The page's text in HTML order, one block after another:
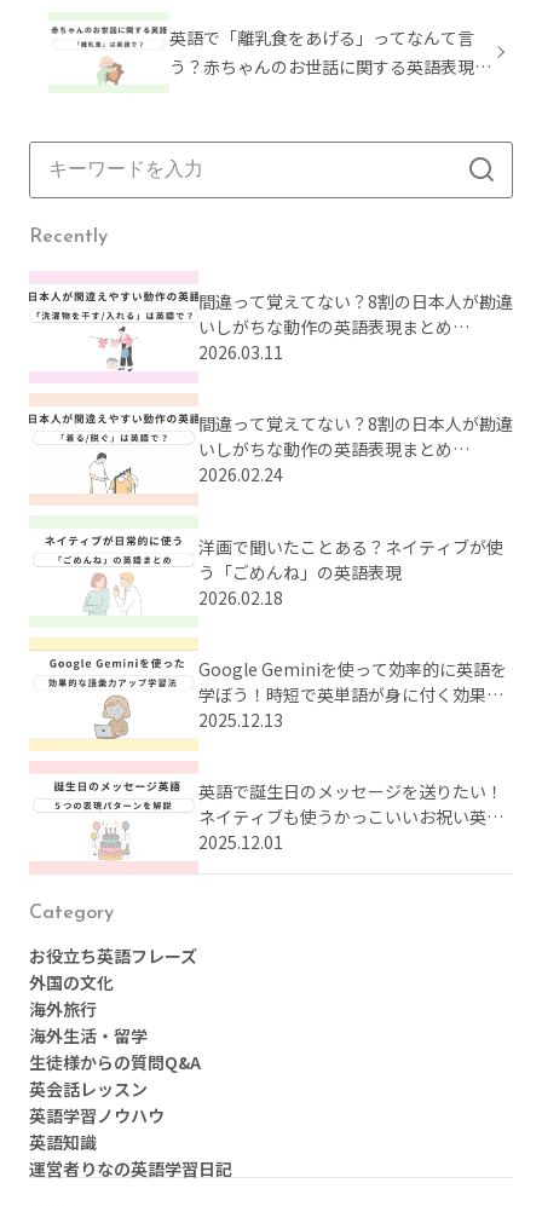
英語で「離乳食をあげる」ってなんて言
う？赤ちゃんのお世話に関する英語表現ま
Recently
間違って覚えてない？8割の日本人が勘違
いしがちな動作の英語表現まとめ
【Part2】
2026.03.11
間違って覚えてない？8割の日本人が勘違
いしがちな動作の英語表現まとめ
【Part1】
2026.02.24
洋画で聞いたことある？ネイティブが使
う「ごめんね」の英語表現
2026.02.18
Google Geminiを使って効率的に英語を
学ぼう！時短で英単語が身に付く効果的
な学習法とは？
2025.12.13
英語で誕生日のメッセージを送りたい！
ネイティブも使うかっこいいお祝い英語
をまとめてご紹介
2025.12.01
Category
お役立ち英語フレーズ
外国の文化
海外旅行
海外生活・留学
生徒様からの質問Q&A
英会話レッスン
英語学習ノウハウ
英語知識
運営者りなの英語学習日記